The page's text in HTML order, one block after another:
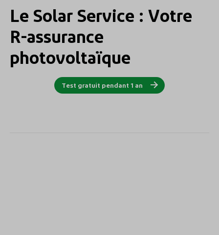
Le Solar Service : Votre
R-assurance
photovoltaïque
Test gratuit pendant 1 an